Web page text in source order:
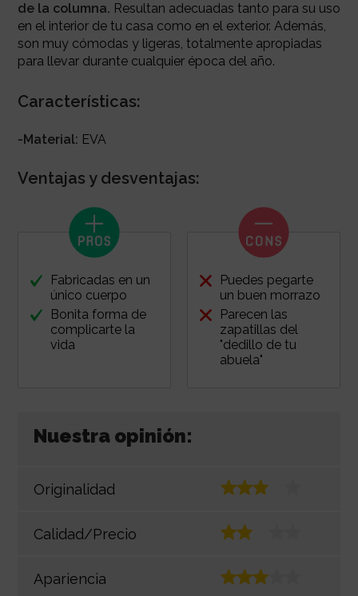
de la columna. Resultan adecuadas tanto para su uso
en el interior de tu casa como en el exterior. Además,
son muy cómodas y ligeras, totalmente apropiadas
para llevar durante cualquier época del año.
Características:
-Material: EVA
Ventajas y desventajas:
Fabricadas en un
único cuerpo
Bonita forma de
complicarte la
vida
Puedes pegarte
un buen morrazo
Parecen las
zapatillas del
"dedillo de tu
abuela"
Nuestra opinión:
Originalidad
Calidad/Precio
Apariencia